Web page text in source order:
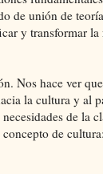
de unión de
y transformar
Nos hace ver
la cultura y al
de la
de